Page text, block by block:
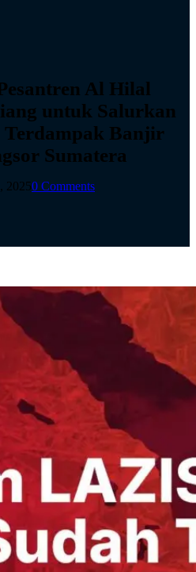
Al Hilal
untuk Salurkan
Terdampak Banjir
Sumatera
20250 Comments